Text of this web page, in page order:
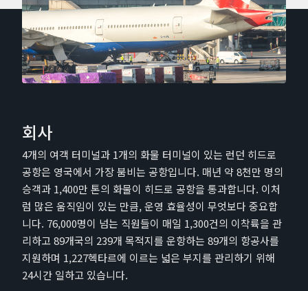
회사
4개의 여객 터미널과 1개의 화물 터미널이 있는 런던 히드로
공항은 영국에서 가장 붐비는 공항입니다. 매년 약 8천만 명의
승객과 1,400만 톤의 화물이 히드로 공항을 통과합니다. 이처
럼 많은 움직임이 있는 만큼, 운영 효율성이 무엇보다 중요합
니다. 76,000명이 넘는 직원들이 매일 1,300건의 이착륙을 관
리하고 89개국의 239개 목적지를 운항하는 89개의 항공사를
지원하며 1,227헥타르에 이르는 넓은 부지를 관리하기 위해
24시간 일하고 있습니다.